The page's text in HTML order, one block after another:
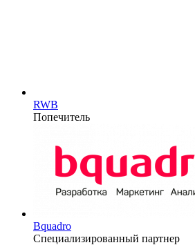
RWB
Попечитель
Bquadro
Специализированный партнер